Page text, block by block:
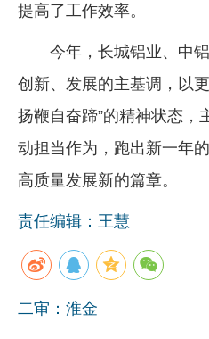
提高了工作效率。
今年，长城铝业、中
创新、发展的主基调，以
扬鞭自奋蹄”的精神状态，
动担当作为，跑出新一年
高质量发展新的篇章。
责任编辑：王慧
二审：淮金